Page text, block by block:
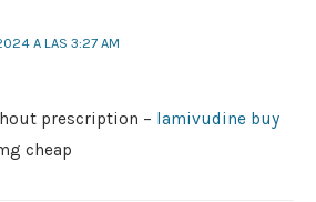
A LAS 3:27 AM
prescription – lamivudine buy
cheap